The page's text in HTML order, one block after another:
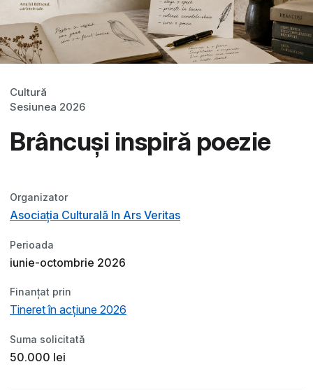
Cultură
Sesiunea 2026
Brâncuși inspiră poezie
Organizator
Asociația Culturală In Ars Veritas
Perioada
iunie-octombrie 2026
Finanțat prin
Tineret în acțiune 2026
Suma solicitată
50.000 lei